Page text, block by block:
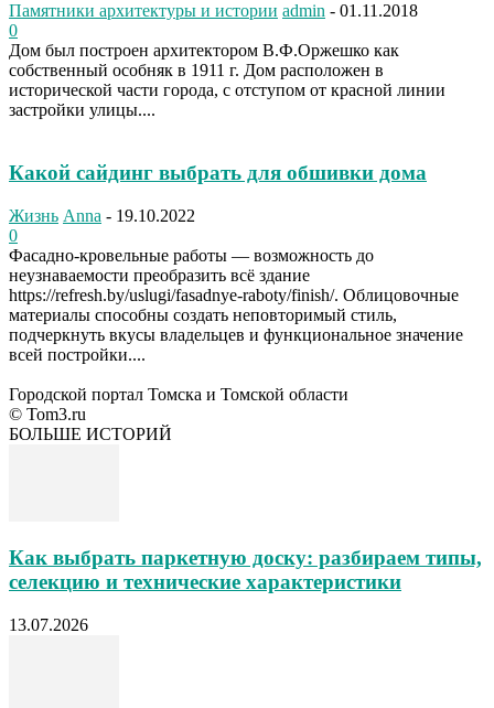
Памятники архитектуры и истории admin - 01.11.2018
0
Дом был построен архитектором В.Ф.Оржешко как
собственный особняк в 1911 г. Дом расположен в
исторической части города, с отступом от красной линии
застройки улицы....
Какой сайдинг выбрать для обшивки дома
Жизнь Anna - 19.10.2022
0
Фасадно-кровельные работы — возможность до
неузнаваемости преобразить всё здание
https://refresh.by/uslugi/fasadnye-raboty/finish/. Облицовочные
материалы способны создать неповторимый стиль,
подчеркнуть вкусы владельцев и функциональное значение
всей постройки....
Городской портал Томска и Томской области
© Tom3.ru
БОЛЬШЕ ИСТОРИЙ
Как выбрать паркетную доску: разбираем типы,
селекцию и технические характеристики
13.07.2026